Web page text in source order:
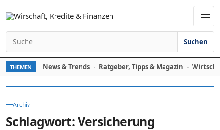
Suchen nach:
Suchen
THEMEN News & Trends Ratgeber, Tipps & Magazin
Archiv
Schlagwort:Versicherung